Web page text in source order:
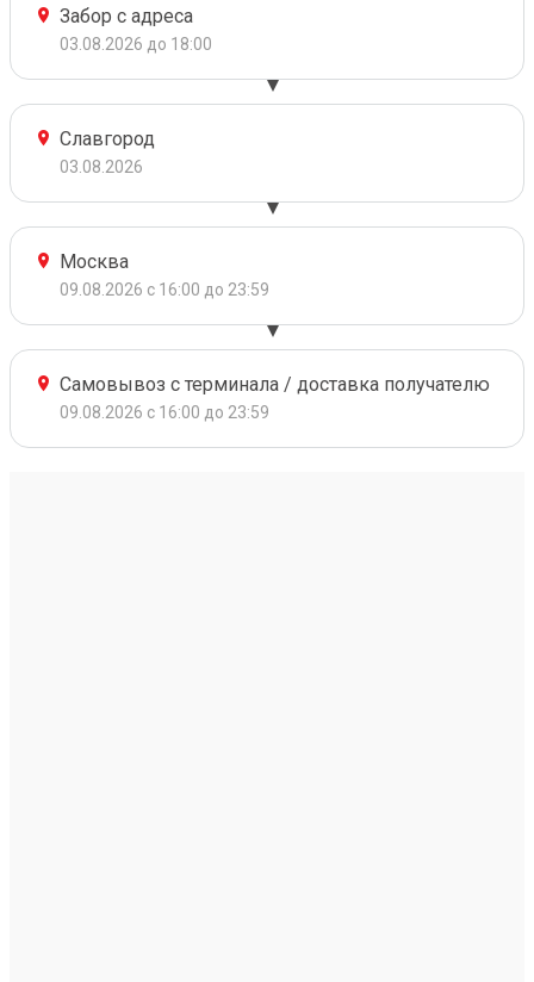
Забор с адреса
03.08.2026 до 18:00
Славгород
03.08.2026
Москва
09.08.2026 с 16:00 до 23:59
Самовывоз с терминала / доставка получателю
09.08.2026 с 16:00 до 23:59